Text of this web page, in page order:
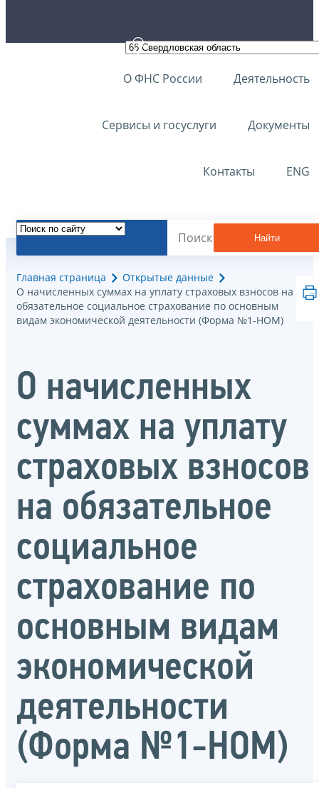
О ФНС России Деятельность
Сервисы и госуслуги Документы
Контакты ENG
Найти
Главная страница
Открытые данные
О начисленных суммах на уплату страховых взносов на
обязательное социальное страхование по основным
видам экономической деятельности (Форма №1-НОМ)
О начисленных
суммах на уплату
страховых взносов
на обязательное
социальное
страхование по
основным видам
экономической
деятельности
(Форма №1-НОМ)